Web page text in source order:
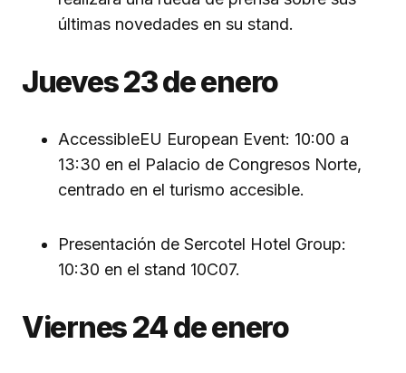
últimas novedades en su stand.
Jueves 23 de enero
AccessibleEU European Event: 10:00 a
13:30 en el Palacio de Congresos Norte,
centrado en el turismo accesible.
Presentación de Sercotel Hotel Group:
10:30 en el stand 10C07.
Viernes 24 de enero